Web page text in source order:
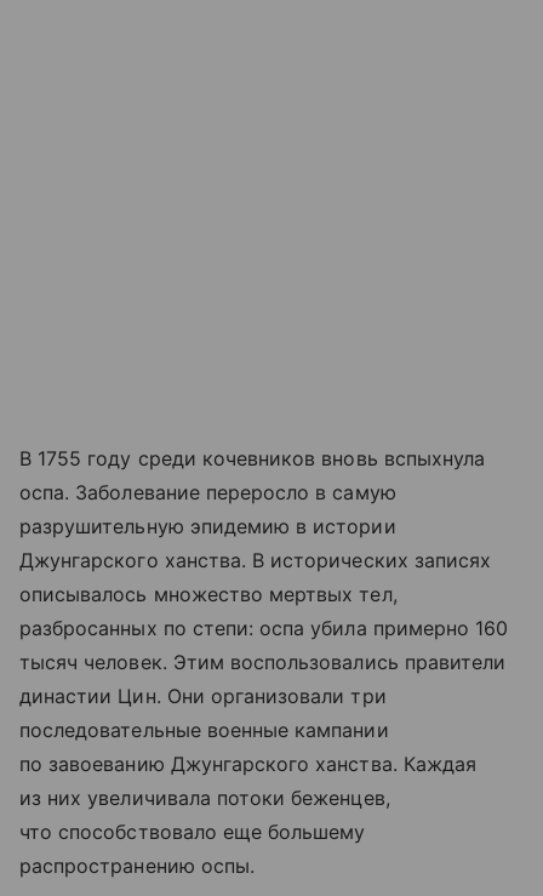
В 1755 году среди кочевников вновь вспыхнула
оспа. Заболевание переросло в самую
разрушительную эпидемию в истории
Джунгарского ханства. В исторических записях
описывалось множество мертвых тел,
разбросанных по степи: оспа убила примерно 160
тысяч человек. Этим воспользовались правители
династии Цин. Они организовали три
последовательные военные кампании
по завоеванию Джунгарского ханства. Каждая
из них увеличивала потоки беженцев,
что способствовало еще большему
распространению оспы.